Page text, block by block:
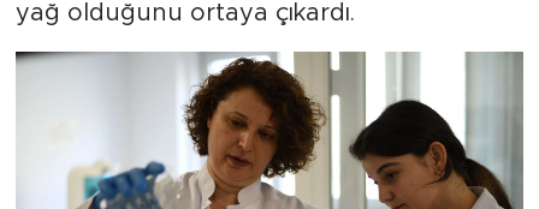
yağ olduğunu ortaya çıkardı.